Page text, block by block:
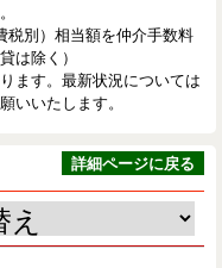
別）相当額を仲介手数料
は除く）
ます。最新状況については
いいたします。
詳細ページに戻る